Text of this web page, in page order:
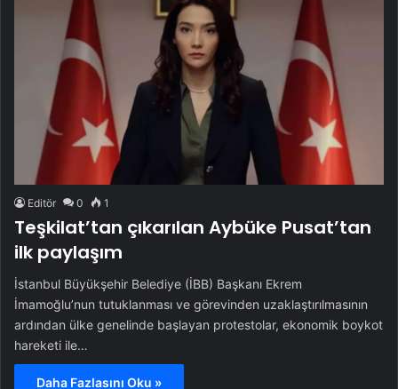
Editör 0 1
Teşkilat’tan çıkarılan Aybüke Pusat’tan
ilk paylaşım
İstanbul Büyükşehir Belediye (İBB) Başkanı Ekrem
İmamoğlu’nun tutuklanması ve görevinden uzaklaştırılmasının
ardından ülke genelinde başlayan protestolar, ekonomik boykot
hareketi ile…
Daha Fazlasını Oku »